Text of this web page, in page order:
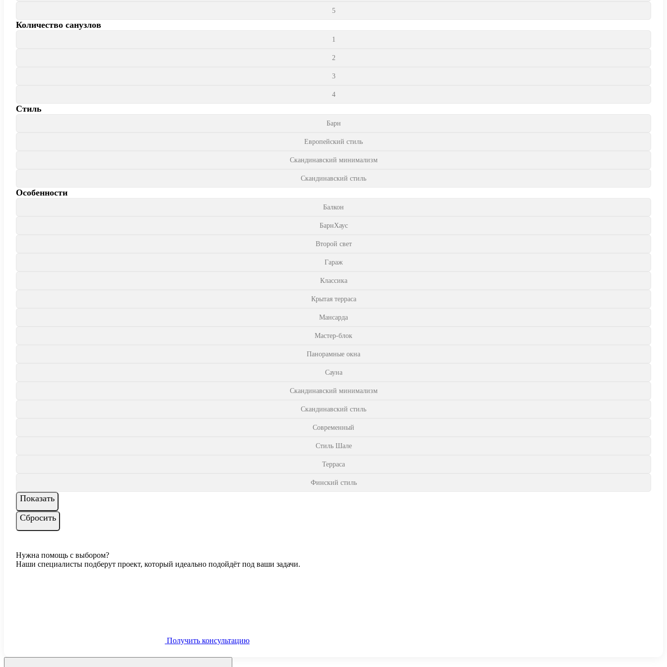
5
Количество санузлов
1
2
3
4
Стиль
Барн
Европейский стиль
Скандинавский минимализм
Скандинавский стиль
Особенности
Балкон
БарнХаус
Второй свет
Гараж
Классика
Крытая терраса
Мансарда
Мастер-блок
Панорамные окна
Сауна
Скандинавский минимализм
Скандинавский стиль
Современный
Стиль Шале
Терраса
Финский стиль
Нужна помощь с выбором?
Наши специалисты подберут проект, который идеально подойдёт под ваши задачи.
Получить консультацию